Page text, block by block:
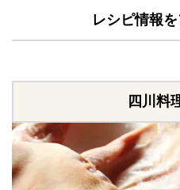
レシピ情報
四川料